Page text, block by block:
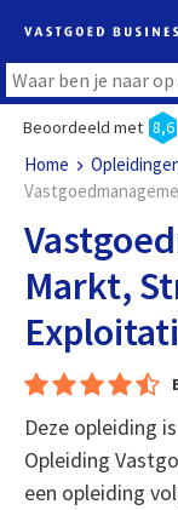
Beoordeeld met 8,6
Home
Markt,
Deze opleiding
Opleiding
een opleiding